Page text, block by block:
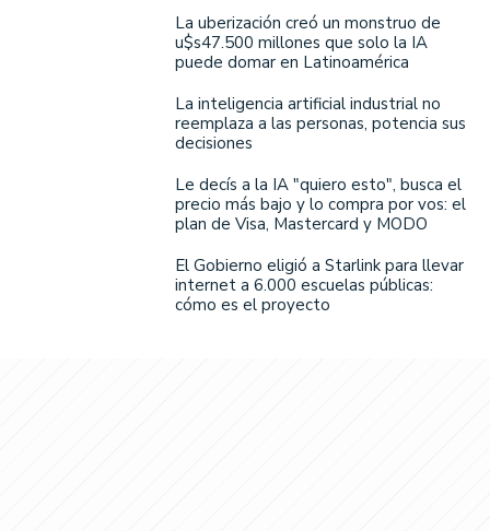
La uberización creó un monstruo de
u$s47.500 millones que solo la IA
puede domar en Latinoamérica
La inteligencia artificial industrial no
reemplaza a las personas, potencia sus
decisiones
Le decís a la IA "quiero esto", busca el
precio más bajo y lo compra por vos: el
plan de Visa, Mastercard y MODO
El Gobierno eligió a Starlink para llevar
internet a 6.000 escuelas públicas:
cómo es el proyecto